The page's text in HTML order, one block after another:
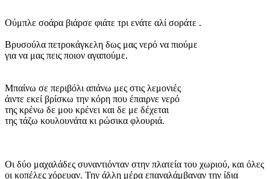
Ούμπλε σοάρα βιάρσε φιάτε τρι ενάτε αλί σοράτε .
Βρυσούλα πετροκάγκελη δως μας νερό να πιούμε
για να μας πεις ποιον αγαπούμε.
Μπαίνω σε περιβόλι απάνω μες στις λεμονιές
άιντε εκεί βρίσκω την κόρη που έπαιρνε νερό
της κρένω δε μου κρένει και δε με δέχεται
της τάζω κουλουνάτα κι ρώσικα φλουριά.
Οι δύο μαχαλάδες συναντιόνταν στην πλατεία του χωριού, και όλες
οι κοπέλες χόρευαν. Την άλλη μέρα επαναλάμβαναν την ίδια